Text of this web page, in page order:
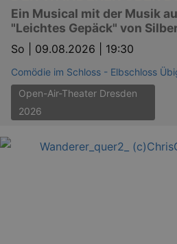
Ein Musical mit der Musik
"Leichtes Gepäck" von
So | 09.08.2026 | 19:30
Comödie im Schloss - Elbschloss
Open-Air-Theater Dresden
2026